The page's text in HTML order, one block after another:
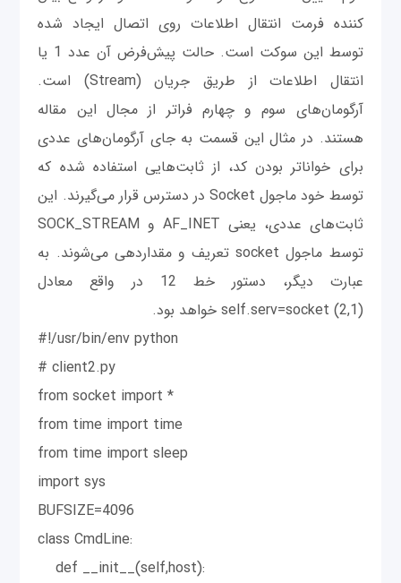
کننده فرمت انتقال اطلاعات روی اتصال ایجاد شده
توسط این سوکت است. حالت پیش‌فرض آن عدد 1 یا
انتقال اطلاعات از طریق جریان (Stream) است.
آرگومان‌های سوم و چهارم فراتر از مجال این مقاله
هستند. در مثال این قسمت به جای آرگومان‌های عددی
برای خواناتر بودن کد، از ثابت‌هایی استفاده شده که
توسط خود ماجول Socket در دسترس قرار می‌گیرند. این
ثابت‌های عددی، یعنی AF_INET و SOCK_STREAM
توسط ماجول socket تعریف و مقداردهی می‌شوند. به
عبارت دیگر، دستور خط 12 در واقع معادل
(self.serv=socket (2,1 خواهد بود.
#!/usr/bin/env python
# client2.py
from socket import *
from time import time
from time import sleep
import sys
BUFSIZE=4096
class CmdLine:
def __init__(self,host):